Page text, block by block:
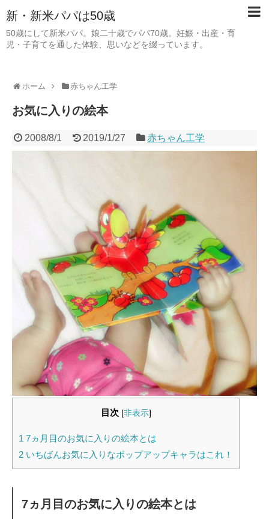
新・新米パパは50歳
50歳にして新米パパ。娘二十歳でパパ70歳。妊娠・出産・育
児・子育てを通した体験、思いなどを綴っています。
ホーム 赤ちゃん工学
お気に入りの絵本
2008/8/1 2019/1/27 赤ちゃん工学
目次 [非表示]
1 7ヵ月目のお気に入りの絵本とは
2 いちばんお気に入りなポップアップキャラはこれ！
7ヵ月目のお気に入りの絵本とは